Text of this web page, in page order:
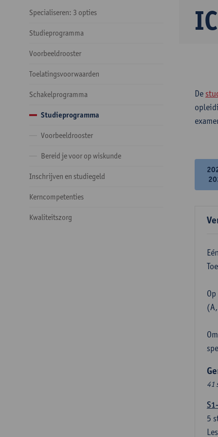
Specialiseren: 3 opties
Studieprogramma
Voorbeeldrooster
Toelatingsvoorwaarden
Schakelprogramma
Studieprogramma
Voorbeeldrooster
Bereid je voor op wiskunde
Inschrijven en studiegeld
Kerncompetenties
Kwaliteitszorg
De
41
5